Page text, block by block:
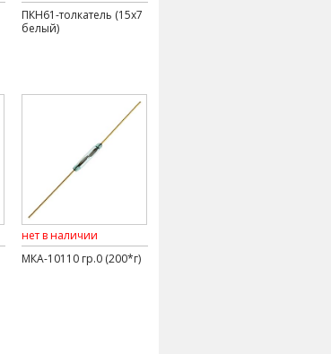
ПКН61-толкатель (15х7
белый)
нет в наличии
МКА-10110 гр.0 (200*г)